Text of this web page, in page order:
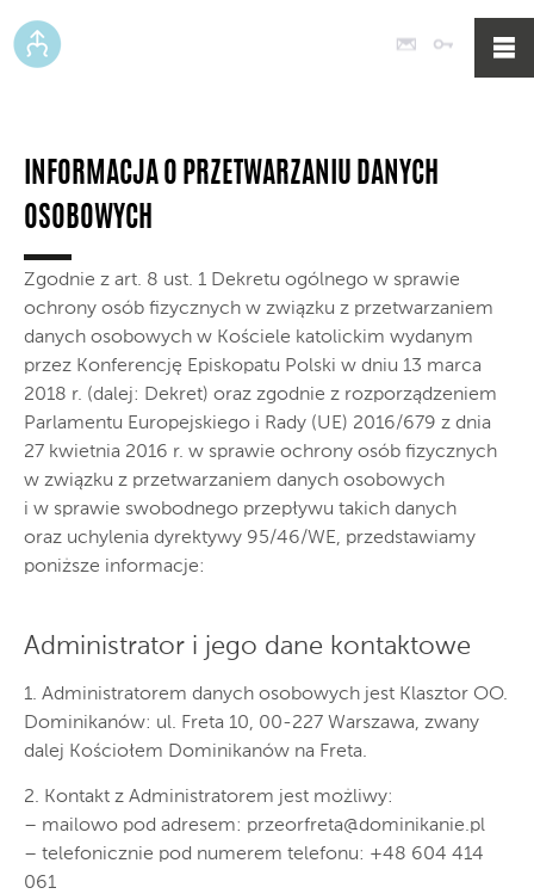
Poczta
INFORMACJA O PRZETWARZANIU DANYCH
OSOBOWYCH
Zgodnie z art. 8 ust. 1 Dekretu ogólnego w sprawie
ochrony osób fizycznych w związku z przetwarzaniem
danych osobowych w Kościele katolickim wydanym
przez Konferencję Episkopatu Polski w dniu 13 marca
2018 r. (dalej: Dekret) oraz zgodnie z rozporządzeniem
Parlamentu Europejskiego i Rady (UE) 2016/679 z dnia
27 kwietnia 2016 r. w sprawie ochrony osób fizycznych
w związku z przetwarzaniem danych osobowych
i w sprawie swobodnego przepływu takich danych
oraz uchylenia dyrektywy 95/46/WE, przedstawiamy
poniższe informacje:
Administrator i jego dane kontaktowe
1. Administratorem danych osobowych jest Klasztor OO.
Dominikanów: ul. Freta 10, 00-227 Warszawa, zwany
dalej Kościołem Dominikanów na Freta.
2. Kontakt z Administratorem jest możliwy:
– mailowo pod adresem: przeorfreta@dominikanie.pl
– telefonicznie pod numerem telefonu: +48 604 414
061